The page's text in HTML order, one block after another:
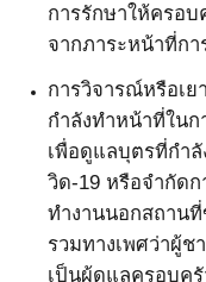
การรักษาให้ครอ
จากภาระหน้าที่กา
การวิจารณ์หรือเ
กำลังทำหน้าที่ใน
เพื่อดูแลบุตรที่กำ
วิด-19 หรือจำกัดก
ทำงานนอกสถาน
รวมทางเพศว่าผู้ช
เป็นผู้ดูแลครอบครั